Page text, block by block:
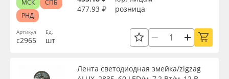
Артикул
с2965
Ед.
шт
477.93 ₽
розница
МСК
СПБ
РНД
Лента светодиодная змейка/zigzag